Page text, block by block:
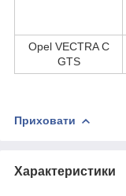
Opel VECTRA C
GTS
Приховати
Характеристики